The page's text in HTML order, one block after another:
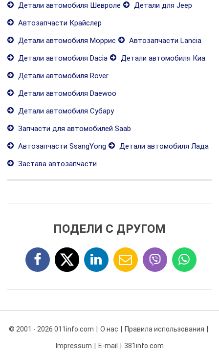
Детали автомобиля Шевроле
Детали для Jeep
Автозапчасти Крайслер
Детали автомобиля Моррис
Автозапчасти Lancia
Детали автомобиля Dacia
Детали автомобиля Киа
Детали автомобиля Rover
Детали автомобиля Daewoo
Детали автомобиля Субару
Запчасти для автомобилей Saab
Автозапчасти SsangYong
Детали автомобиля Лада
Застава автозапчасти
ПОДЕЛИ С ДРУГОМ
© 2001 - 2026 011info.com О нас Правила использования
Impressum E-mail 381info.com